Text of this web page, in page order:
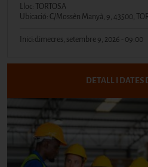
Lloc: TORTOSA
Ubicació: C/Mossèn Manyà, 9, 43500,
Inici:dimecres, setembre 9, 2026 - 09:00
DETALL I DATES